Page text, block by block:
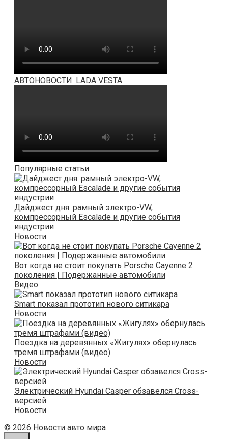
АВТОНОВОСТИ: LADA VESTA
Популярные статьи
Дайджест дня: рамный электро-VW,
компрессорный Escalade и другие события
индустрии
Новости
Вот когда не стоит покупать Porsche Cayenne 2
поколения | Подержанные автомобили
Видео
Smart показал прототип нового ситикара
Новости
Поездка на деревянных «Жигулях» обернулась
тремя штрафами (видео)
Новости
Электрический Hyundai Casper обзавелся Cross-
версией
Новости
© 2026 Новости авто мира